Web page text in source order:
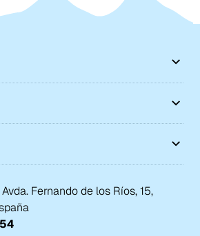
Fernando de los Ríos, 15,